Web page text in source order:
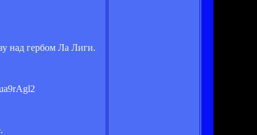
над гербом Ла Лиги.